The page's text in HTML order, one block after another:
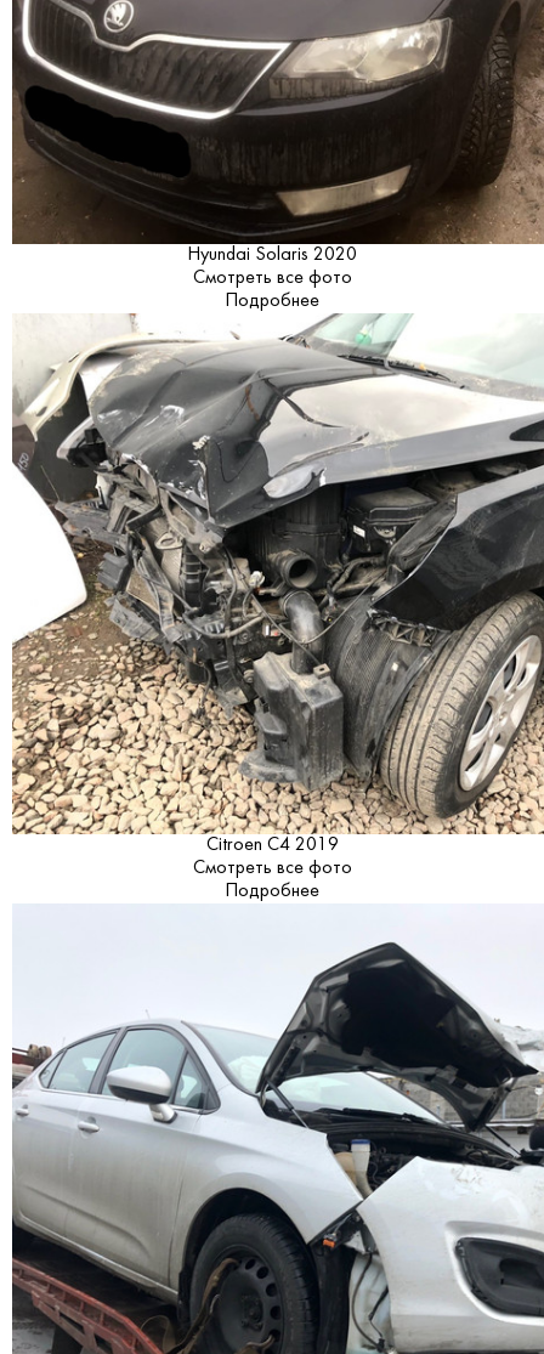
Hyundai Solaris 2020
Смотреть все фото
Подробнее
Citroen C4 2019
Смотреть все фото
Подробнее